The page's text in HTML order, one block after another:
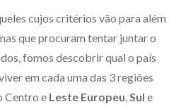
cujos critérios vão para além
que procuram tentar juntar o
fomos descobrir qual o país
em cada uma das 3 regiões
Centro e Leste Europeu,Sul e